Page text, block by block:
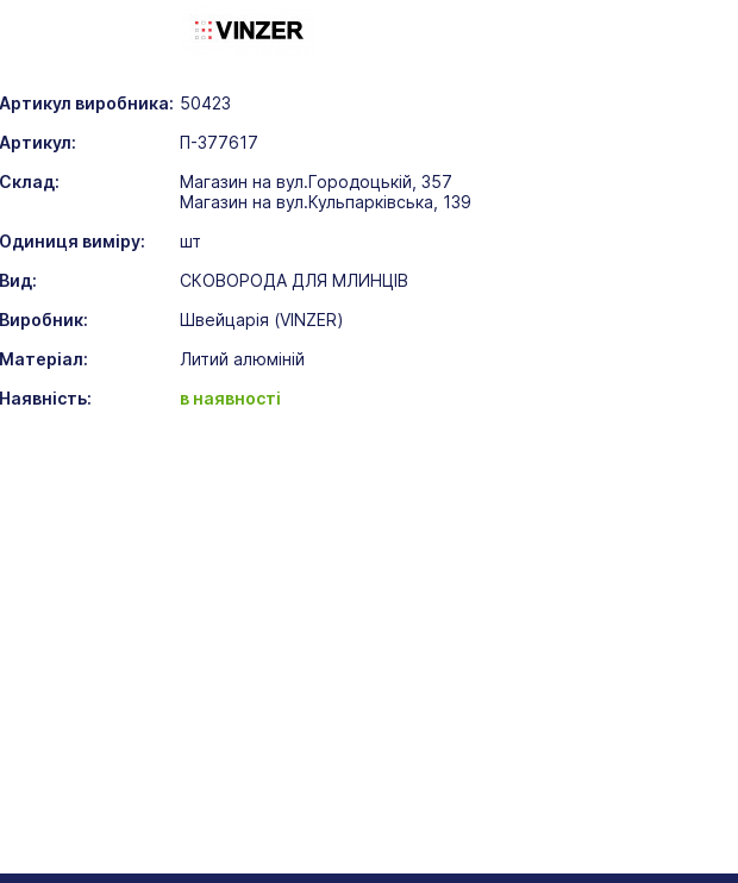
Артикул виробника: 50423
Артикул:
П-377617
Склад:
Магазин на вул.Городоцькій, 357
Магазин на вул.Кульпарківська, 139
Одиниця виміру:
шт
Вид:
СКОВОРОДА ДЛЯ МЛИНЦІВ
Виробник:
Швейцарія (VINZER)
Матеріал:
Литий алюміній
Наявність:
в наявності